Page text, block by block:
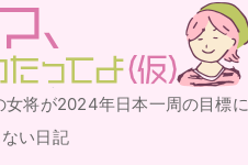
ブログ始めた
）
女将が2024年日本一周の目標に
い日記